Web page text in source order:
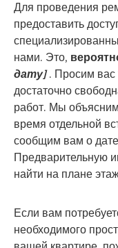
Для проведения
предоставить
нами. Это,
дату]. Просим вас
достаточно
работ. Мы
время отдельной
сообщим вам о дате
Предварительную
найти на плане
Если вам
необходимого